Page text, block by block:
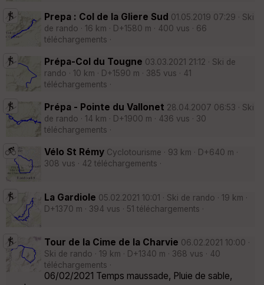
Prepa : Col de la Gliere Sud 01.05.2019 07:29 · Ski
de rando · 16 km · D+1580 m · 400 vus · 66
téléchargements ·
Prépa-Col du Tougne 03.03.2021 21:12 · Ski de
rando · 10 km · D+1590 m · 385 vus · 41
téléchargements ·
Prépa - Pointe du Vallonet 28.04.2007 06:53 · Ski
de rando · 14 km · D+1900 m · 436 vus · 30
téléchargements ·
Vélo St Rémy Cyclotourisme · 93 km · D+640 m ·
308 vus · 42 téléchargements ·
La Gardiole 05.02.2021 10:01 · Ski de rando · 19 km ·
D+1370 m · 394 vus · 51 téléchargements ·
Tour de la Cime de la Charvie 06.02.2021 10:00 ·
Ski de rando · 19 km · D+1340 m · 368 vus · 40
téléchargements ·
06/02/2021 Temps maussade, Pluie de sable,